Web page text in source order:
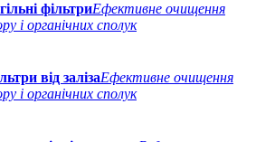
фільтриЕфективне очищення
і органічних сполук
від залізаЕфективне очищення
і органічних сполук